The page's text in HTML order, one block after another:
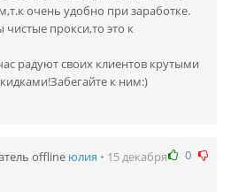
очень удобно при заработке.
прокси,то это к
радуют своих клиентов крутыми
к ним:)
0
юлия • 15 декабря